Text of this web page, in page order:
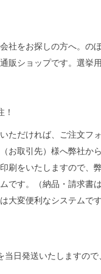
社をお探しの方へ。
販ショップです。選挙
ただければ、ご注文
お取引先）様へ弊社
刷をいたしますので
です。（納品・請求書
大変便利なシステムです
日発送いたしますの